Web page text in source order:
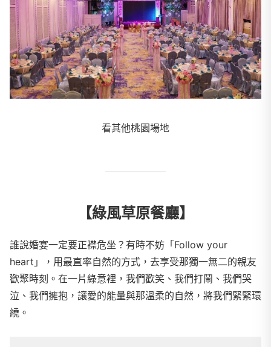
看其他桃園場地
【綠風草原餐廳】
誰說婚宴一定要正襟危坐？有時不妨「Follow your
heart」，用最直率自然的方式，去享受那獨一無二的親友
歡聚時刻。在一片綠意裡，我們歡笑、我們打鬧、我們哭
泣、我們擁抱，讓愛的能量與那溫柔的自然，將我們緊緊環
繞。